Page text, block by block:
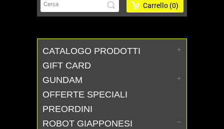
Carrello (0)
CATALOGO PRODOTTI
GIFT CARD
GUNDAM
OFFERTE SPECIALI
PREORDINI
ROBOT GIAPPONESI